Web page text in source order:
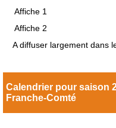
Affiche 1
Affiche 2
A diffuser largement dans
Calendrier pour saison
Franche-Comté